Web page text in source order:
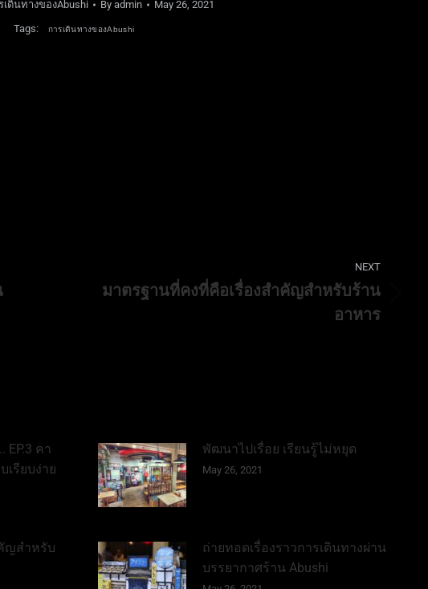
เดินทางของAbushi By admin May 26, 2021
Tags: การเดินทางของAbushi
NEXT
มาตรฐานที่คงที่คือเรื่องสำคัญสำหรับร้าน
อาหาร
EP.3 คา
รียบง่าย
พัฒนาไปเรื่อย เรียนรู้ไม่หยุด
May 26, 2021
ญสำหรับ
ถ่ายทอดเรื่องราวการเดินทางผ่าน
บรรยากาศร้าน Abushi